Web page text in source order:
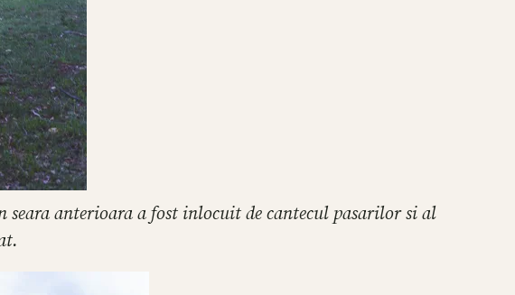
anterioara a fost inlocuit de cantecul pasarilor si al